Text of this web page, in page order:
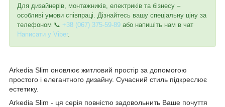
Для дизайнерів, монтажників, електриків та бізнесу –
особливі умови співпраці. Дізнайтесь вашу спеціальну ціну за
телефоном 📞 +38 (067) 375-59-89 або напишіть нам в чат
Написати у Viber.
Arkedia Slim оновлює житловий простір за допомогою
простого і елегантного дизайну. Сучасний стиль підкреслює
естетику.
Arkedia Slim - ця серія повністю задовольнить Ваше почуття